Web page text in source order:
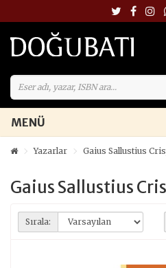
MENÜ
Yazarlar Gaius Sallustius
Gaius Sallustius
Sırala: